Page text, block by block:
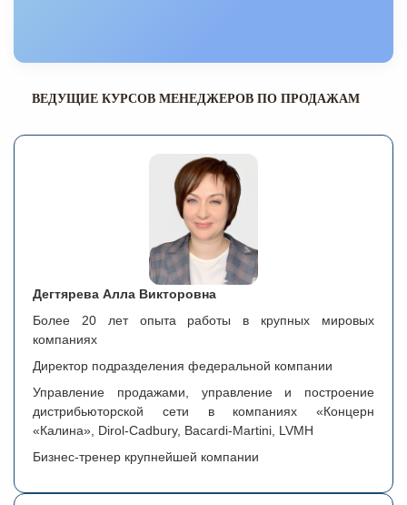
ВЕДУЩИЕ КУРСОВ МЕНЕДЖЕРОВ ПО ПРОДАЖАМ
Дегтярева Алла Викторовна
Более 20 лет опыта работы в крупных мировых
компаниях
Директор подразделения федеральной компании
Управление продажами, управление и построение
дистрибьюторской сети в компаниях «Концерн
«Калина», Dirol-Cadbury, Bacardi-Martini, LVMH
Бизнес-тренер крупнейшей компании